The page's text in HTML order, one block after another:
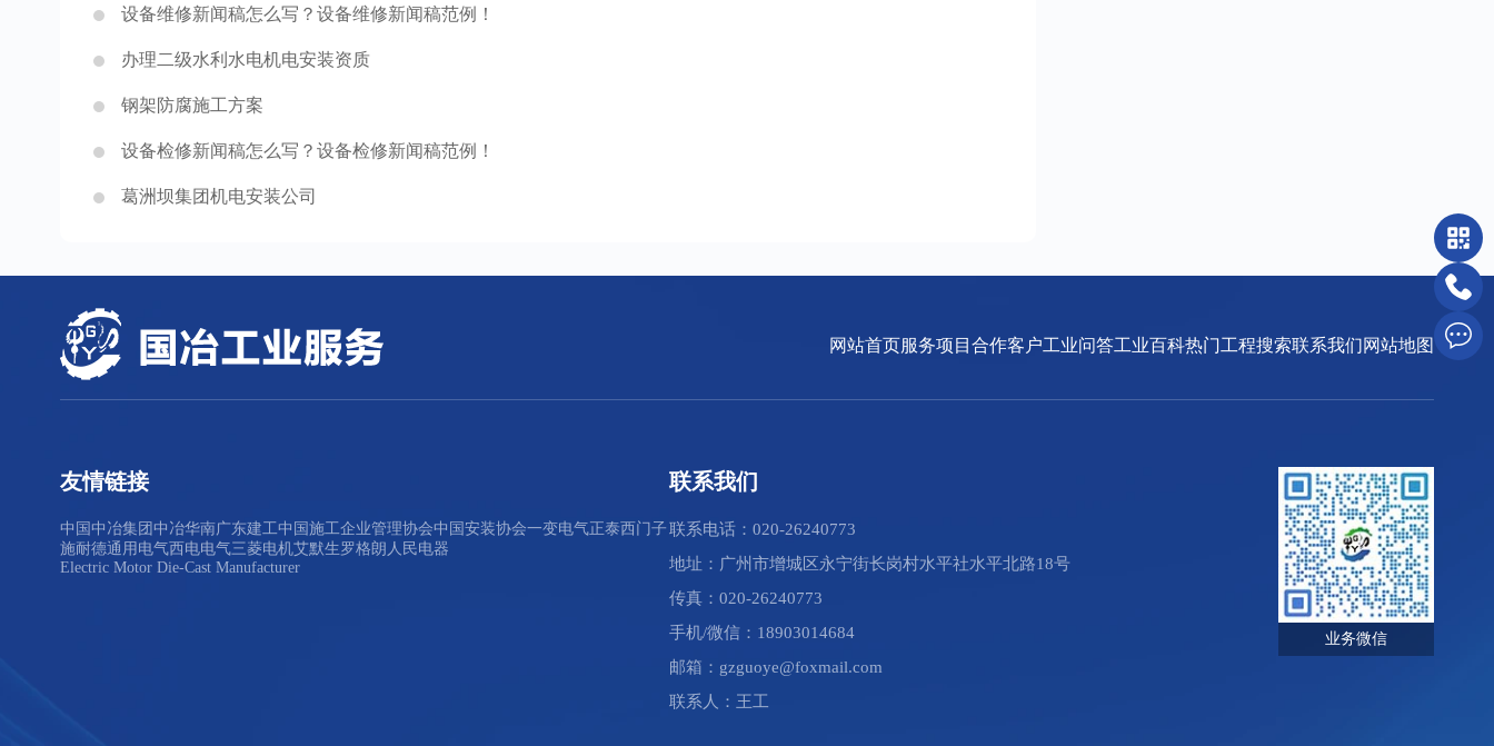
设备维修新闻稿怎么写？设备维修新闻稿范例！
办理二级水利水电机电安装资质
钢架防腐施工方案
设备检修新闻稿怎么写？设备检修新闻稿范例！
葛洲坝集团机电安装公司
网站首页服务项目合作客户工业问答工业百科热门工程搜索联系我们网站地图
友情链接
中国中冶集团 中冶华南广东建工中国施工企业管理协会中国安装协会一变电气正泰西门子
施耐德通用电气西电电气三菱电机艾默生罗格朗 人民电器
Electric Motor Die-Cast Manufacturer
联系我们
联系电话：020-26240773
地址：广州市增城区永宁街长岗村水平社水平北路18号
传真：020-26240773
手机/微信：18903014684
邮箱：gzguoye@foxmail.com
联系人：王工
业务微信